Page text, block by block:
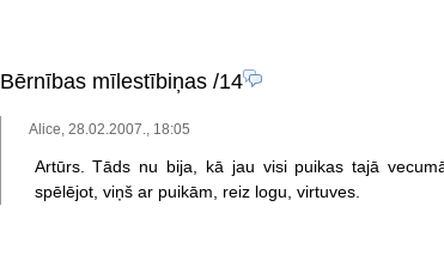
Bērnības mīlestībiņas/14
Alice, 28.02.2007., 18:05
Artūrs. Tāds nu bija, kā jau visi puikas tajā
spēlējot, viņš ar puikām, reiz logu, virtuves.